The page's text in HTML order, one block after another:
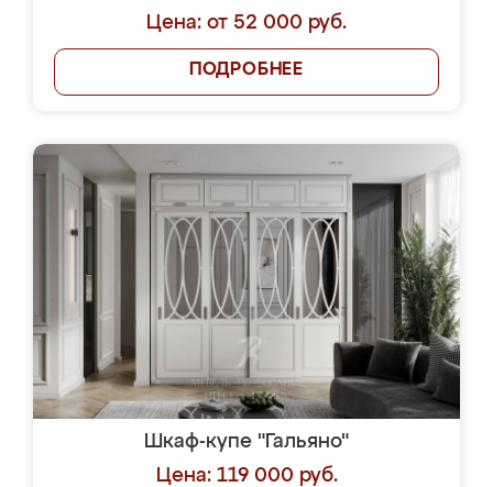
Цена: от 52 000 руб.
ПОДРОБНЕЕ
Шкаф-купе "Гальяно"
Цена: 119 000 руб.